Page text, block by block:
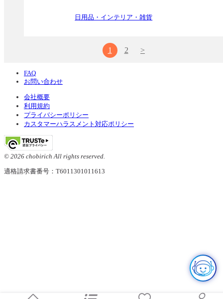
日用品・インテリア・雑貨
1 2 >
FAQ
お問い合わせ
会社概要
利用規約
プライバシーポリシー
カスタマーハラスメント対応ポリシー
© 2026 chobirich All rights reserved.
適格請求書番号：T6011301011613